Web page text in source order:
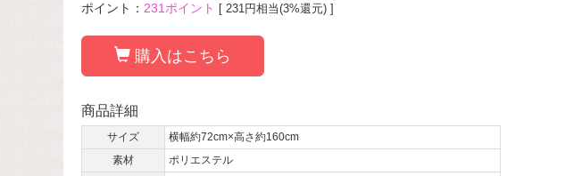
ポイント： 231 ポイント [ 231円相当(3%還元) ]
購入はこちら
商品詳細
サイズ
横幅約72cm×高さ約160cm
素材
ポリエステル